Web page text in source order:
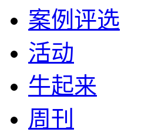
案例评选
活动
牛起来
周刊